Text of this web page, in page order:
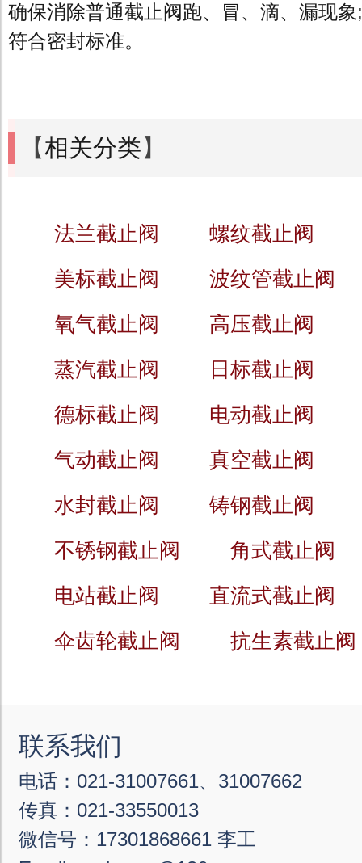
确保消除普通截止阀跑、冒、滴、漏现
符合密封标准。
【相关分类】
法兰截止阀
螺纹截止阀
美标截止阀
波纹管截止阀
氧气截止阀
高压截止阀
蒸汽截止阀
日标截止阀
德标截止阀
电动截止阀
气动截止阀
真空截止阀
水封截止阀
铸钢截止阀
不锈钢截止阀
角式截止阀
电站截止阀
直流式截止阀
伞齿轮截止阀
抗生素截止阀
联系我们
电话：021-31007661、31007662
传真：021-33550013
微信号：17301868661 李工